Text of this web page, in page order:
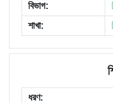
বিভাগ:
শাখা:
ধরণ: